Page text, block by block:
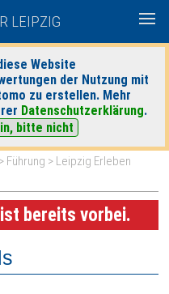
LEIPZIG
Website
der Nutzung mit
zu erstellen. Mehr
Datenschutzerklärung.
bitte nicht
|morgen| Detaillierte Suche
> Führung > Leipzig Erleben
bereits vorbei.